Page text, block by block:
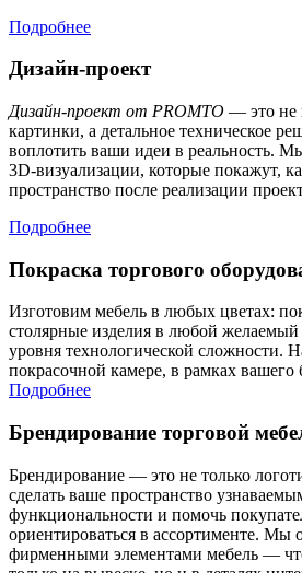
Подробнее
Дизайн-проект
Дизайн-проект от PROMTO — это не
картинки, а детальное техническое
воплотить ваши идеи в реальность.
3D-визуализации, которые покажут,
пространство после реализации
Подробнее
Покраска торгового
Изготовим мебель в любых цветах:
столярные изделия в любой желаемый
уровня технологической сложности.
покрасочной камере, в рамках вашего
Подробнее
Брендирование торговой
Брендирование — это не только
сделать ваше пространство
функциональности и помочь
ориентироваться в ассортименте.
фирменными элементами мебель —